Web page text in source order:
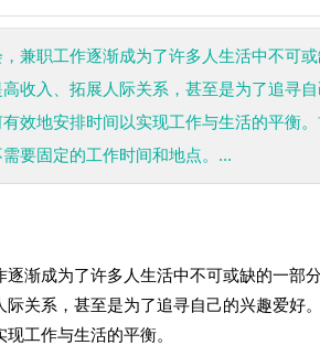
兼职工作逐渐成为了许多人生活中不可
收入、拓展人际关系，甚至是为了追寻
效地安排时间以实现工作与生活的平衡
要固定的工作时间和地点。...
逐渐成为了许多人生活中不可或缺的一部
际关系，甚至是为了追寻自己的兴趣爱好
工作与生活的平衡。